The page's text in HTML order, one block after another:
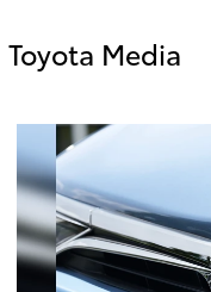
Toyota Media